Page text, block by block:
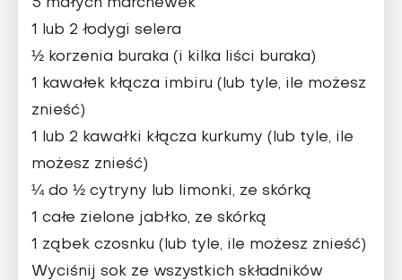
5 małych marchewek
1 lub 2 łodygi selera
½ korzenia buraka (i kilka liści buraka)
1 kawałek kłącza imbiru (lub tyle, ile możesz
znieść)
1 lub 2 kawałki kłącza kurkumy (lub tyle, ile
możesz znieść)
¼ do ½ cytryny lub limonki, ze skórką
1 całe zielone jabłko, ze skórką
1 ząbek czosnku (lub tyle, ile możesz znieść)
Wyciśnij sok ze wszystkich skład­ników